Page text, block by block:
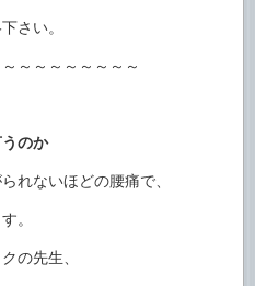
さい。
～～～～～～～～
のか
れないほどの腰痛で、
。
の先生、